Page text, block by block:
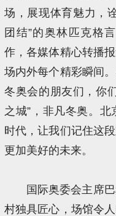
场，展现体育魅力，
团结”的奥林匹克格
作，各媒体精心转播
场内外每个精彩瞬间
冬奥会的朋友们，你
之城”，非凡冬奥。
时代，让我们记住这
更加美好的未来。
国际奥委会主席
村独具匠心，场馆令